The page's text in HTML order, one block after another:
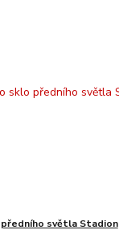
světla Stadion